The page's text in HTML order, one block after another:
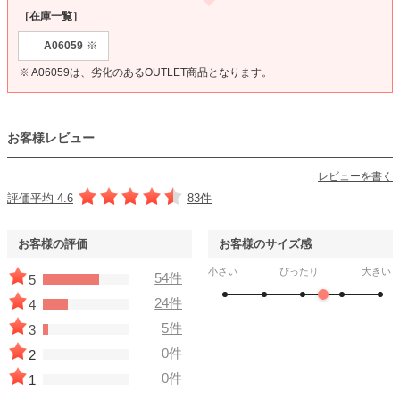
［在庫一覧］
A06059 ※
※ A06059は、劣化のあるOUTLET商品となります。
お客様レビュー
レビューを書く
評価平均 4.6 83件
お客様の評価
5
54件
4
24件
3
5件
2
0件
1
0件
お客様のサイズ感
小さい ぴったり 大きい